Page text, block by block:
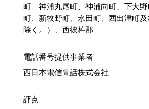
町、神浦丸尾町、神浦向町、下大
町、新牧野町、永田町、西出津町
除く。）、西彼杵郡
電話番号提供事業者
西日本電信電話株式会社
評点